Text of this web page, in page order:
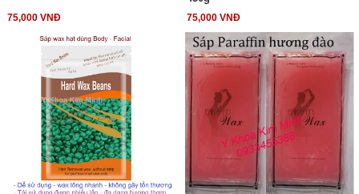
75,000 VNĐ 75,000 VNĐ